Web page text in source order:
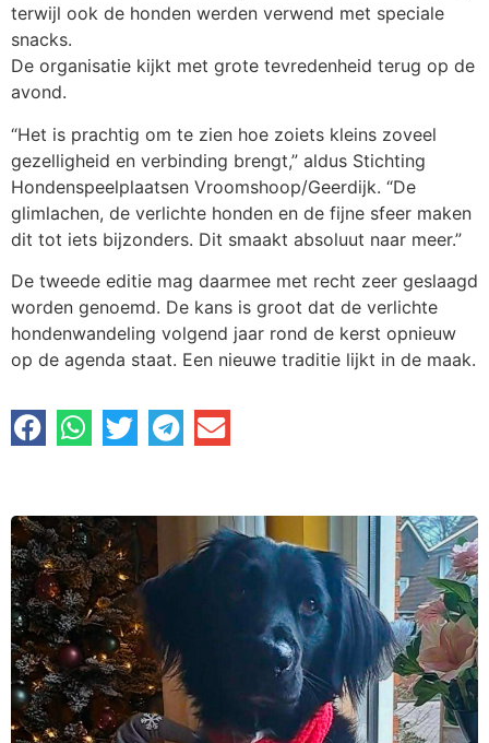
terwijl ook de honden werden verwend met speciale
snacks.
De organisatie kijkt met grote tevredenheid terug op de
avond.
“Het is prachtig om te zien hoe zoiets kleins zoveel
gezelligheid en verbinding brengt,” aldus Stichting
Hondenspeelplaatsen Vroomshoop/Geerdijk. “De
glimlachen, de verlichte honden en de fijne sfeer maken
dit tot iets bijzonders. Dit smaakt absoluut naar meer.”
De tweede editie mag daarmee met recht zeer geslaagd
worden genoemd. De kans is groot dat de verlichte
hondenwandeling volgend jaar rond de kerst opnieuw
op de agenda staat. Een nieuwe traditie lijkt in de maak.